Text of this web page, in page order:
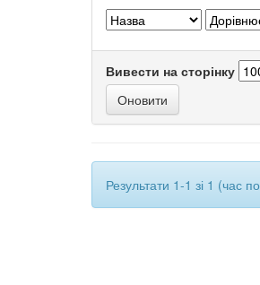
Вивести на сторінку
Результати 1-1 зі 1 (час